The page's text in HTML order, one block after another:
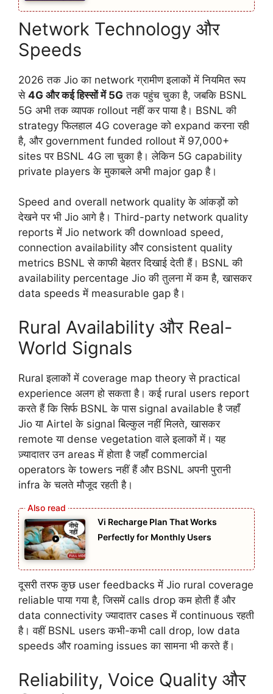
Network Technology और
Speeds
2026 तक Jio का network ग्रामीण इलाकों में नियमित रूप
से 4G और कई हिस्सों में 5G तक पहुंच चुका है, जबकि BSNL
5G अभी तक व्यापक rollout नहीं कर पाया है। BSNL की
strategy फिलहाल 4G coverage को expand करना रही
है, और government funded rollout में 97,000+
sites पर BSNL 4G ला चुका है। लेकिन 5G capability
private players के मुकाबले अभी major gap है।
Speed and overall network quality के आंकड़ों को
देखने पर भी Jio आगे है। Third-party network quality
reports में Jio network की download speed,
connection availability और consistent quality
metrics BSNL से काफी बेहतर दिखाई देती हैं। BSNL की
availability percentage Jio की तुलना में कम है, खासकर
data speeds में measurable gap है।
Rural Availability और Real-
World Signals
Rural इलाकों में coverage map theory से practical
experience अलग हो सकता है। कई rural users report
करते हैं कि सिर्फ BSNL के पास signal available है जहाँ
Jio या Airtel के signal बिल्कुल नहीं मिलते, खासकर
remote या dense vegetation वाले इलाकों में। यह
ज़्यादातर उन areas में होता है जहाँ commercial
operators के towers नहीं हैं और BSNL अपनी पुरानी
infra के चलते मौजूद रहती है।
Vi Recharge Plan That Works
Perfectly for Monthly Users
दूसरी तरफ कुछ user feedbacks में Jio rural coverage
reliable पाया गया है, जिसमें calls drop कम होती हैं और
data connectivity ज्यादातर cases में continuous रहती
है। वहीं BSNL users कभी-कभी call drop, low data
speeds और roaming issues का सामना भी करते हैं।
Reliability, Voice Quality और